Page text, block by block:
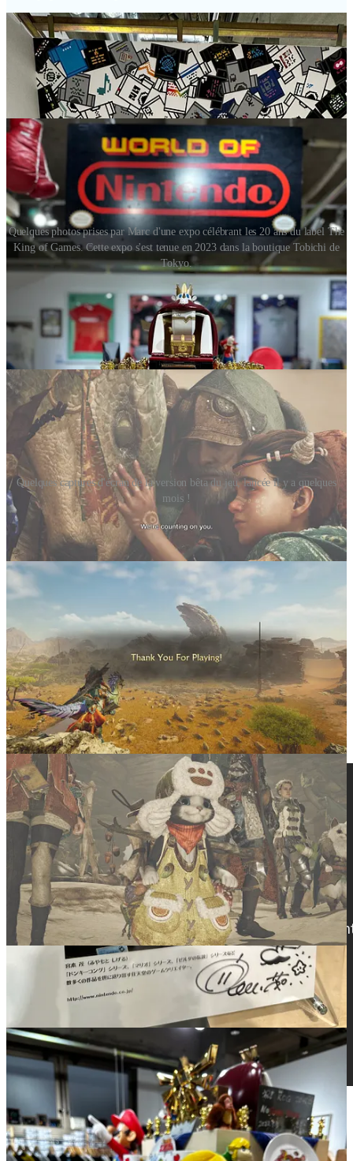
Quelques photos prises par Marc d'une expo célébrant les 20 ans du label The
King of Games. Cette expo s'est tenue en 2023 dans la boutique Tobichi de
Tokyo.
Est-ce que Nicolas va nous parler du tout dernierMonster
Hunter Wilds? C’est une vraie question ?!
Quelques captures d'écran de la version bêta du jeu, lancée il y a quelques
mois !
Il traque le monstre depuis qu’il vit au Japon. Élevé par les slimesde
Dragon Quest, Nicolas a logiquement développé une affinité
unique pour les “
Mon ”, mais pas les “ Poke ”... Les MonHan! Soit
le petit nom japonais donné à la sérieMonster Hunter
Le dernier volet,
, a rencontré un énorme succès commercial
lors de sa sortie fin février. Le jeu a ainsi battu tous les records de la
série pour écouler pas moins de
8 millions d’exemplaires
monde en l’espace de trois jours ! J’ai dit “tous les records de la
série” ? Ah pardon, c’est “tous les records de TOUTES les séries
Capcom” en fait !
Et pour le fun, voici l’un des spots publicitaires japonais deMonster
Hunter Wildsavec l’acteur Yuki Yamada, qui a récemment brillé
face àun autre monstre géant japonais dans…Godzilla Minus One
!👇
En bonus !